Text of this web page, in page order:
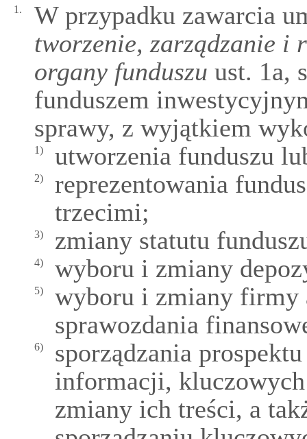
1.
W przypadku zawarcia
tworzenie, zarządzanie i
organy funduszu ust. 1a,
funduszem
sprawy, z wyjątkiem
1) utworzenia funduszu
2)
reprezentowania
trzecimi;
3) zmiany statutu
4) wyboru i zmiany
5)
wyboru i zmiany firmy
sprawozdania
6)
sporządzania
informacji,
zmiany ich treści, a